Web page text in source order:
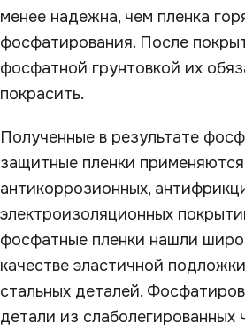
менее надежна, чем пленка
фосфатирования. После
фосфатной грунтовкой их
покрасить.
Полученные в результате
защитные пленки применяются
антикоррозионных,
электроизоляционных
фосфатные пленки нашли
качестве эластичной
стальных деталей.
детали из слаболегированных